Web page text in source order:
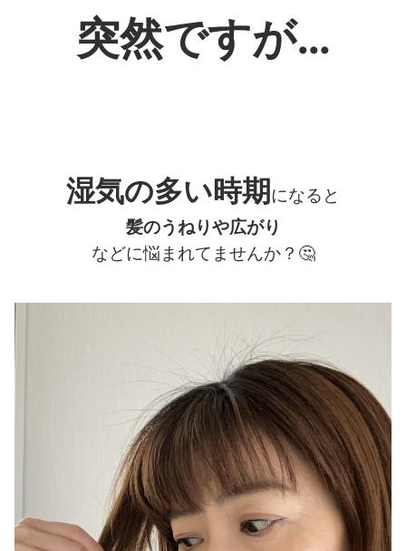
突然ですが…
湿気の多い時期になると
髪のうねりや広がり
などに悩まれてませんか？ 🤔